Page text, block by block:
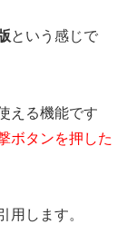
という感じで
える機能です
ボタンを押した
用します。